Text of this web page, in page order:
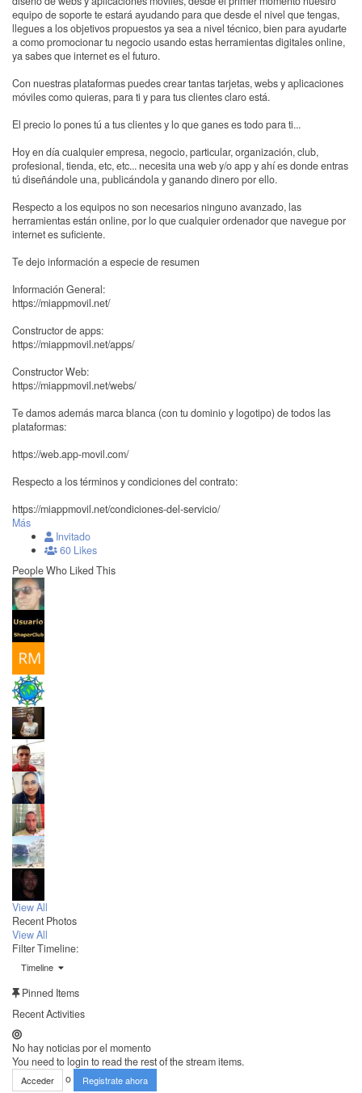
equipo de soporte te estará ayudando para que desde el nivel que tengas,
llegues a los objetivos propuestos ya sea a nivel técnico, bien para ayudarte
a como promocionar tu negocio usando estas herramientas digitales online,
ya sabes que internet es el futuro.
Con nuestras plataformas puedes crear tantas tarjetas, webs y aplicaciones
móviles como quieras, para ti y para tus clientes claro está.
El precio lo pones tú a tus clientes y lo que ganes es todo para ti...
Hoy en día cualquier empresa, negocio, particular, organización, club,
profesional, tienda, etc, etc... necesita una web y/o app y ahí es donde entras
tú diseñándole una, publicándola y ganando dinero por ello.
Respecto a los equipos no son necesarios ninguno avanzado, las
herramientas están online, por lo que cualquier ordenador que navegue por
internet es suficiente.
Te dejo información a especie de resumen
Información General:
https://miappmovil.net/
Constructor de apps:
https://miappmovil.net/apps/
Constructor Web:
https://miappmovil.net/webs/
Te damos además marca blanca (con tu dominio y logotipo) de todos las
plataformas:
https://web.app-movil.com/
Respecto a los términos y condiciones del contrato:
https://miappmovil.net/condiciones-del-servicio/
Más
Invitado
60 Likes
People Who Liked This
View All
Recent Photos
View All
Filter Timeline:
Timeline
Pinned Items
Recent Activities
No hay noticias por el momento
You need to login to read the rest of the stream items.
Acceder o Registrate ahora